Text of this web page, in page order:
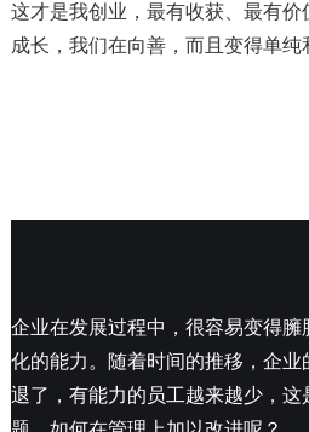
这才是我创业，最有收获、最有
成长，我们在向善，而且变得单纯
企业在发展过程中，很容易变得
化的能力。随着时间的推移，企业
退了，有能力的员工越来越少，这